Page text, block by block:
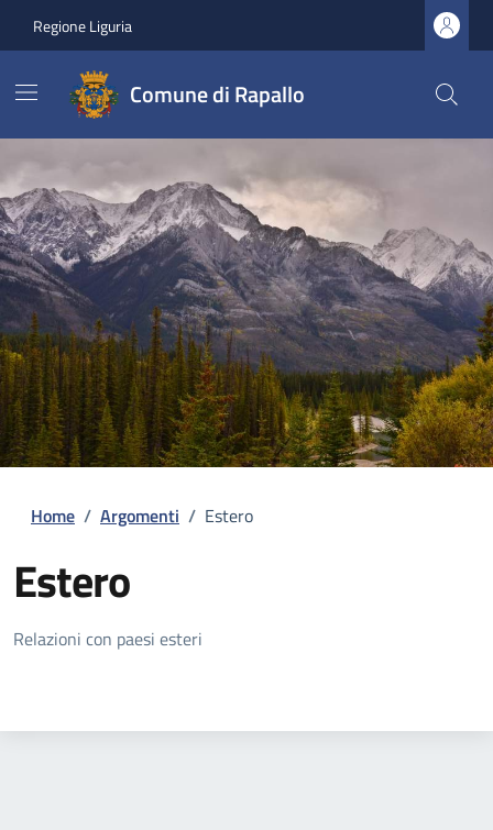
Regione Liguria
Comune di Rapallo
Home / Argomenti / Estero
Estero
Dettagli della notizia
Relazioni con paesi esteri